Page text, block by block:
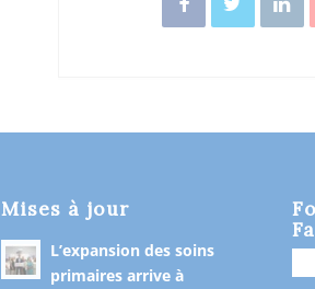
Mises à jour
L’expansion des soins
primaires arrive à